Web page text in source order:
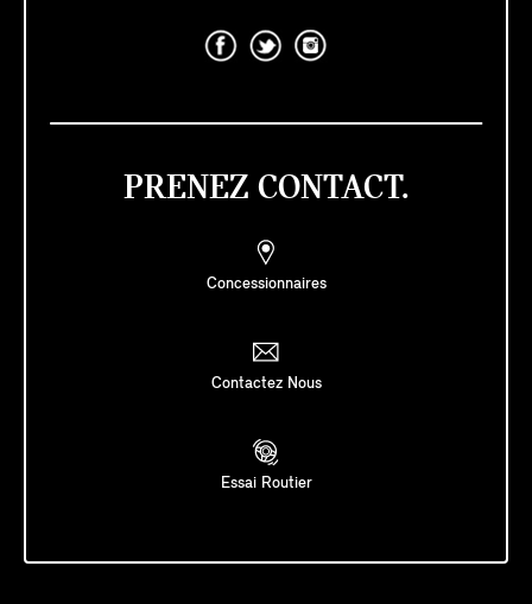
PRENEZ CONTACT.
Concessionnaires
Contactez Nous
Essai Routier